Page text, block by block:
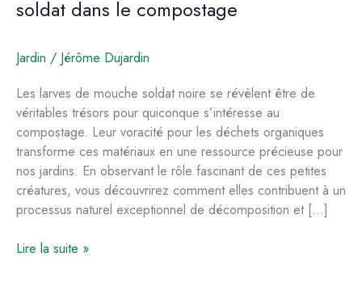
soldat dans le compostage
Jardin / Jérôme Dujardin
Les larves de mouche soldat noire se révèlent être de
véritables trésors pour quiconque s’intéresse au
compostage. Leur voracité pour les déchets organiques
transforme ces matériaux en une ressource précieuse pour
nos jardins. En observant le rôle fascinant de ces petites
créatures, vous découvrirez comment elles contribuent à un
processus naturel exceptionnel de décomposition et […]
L’importance
Lire la suite »